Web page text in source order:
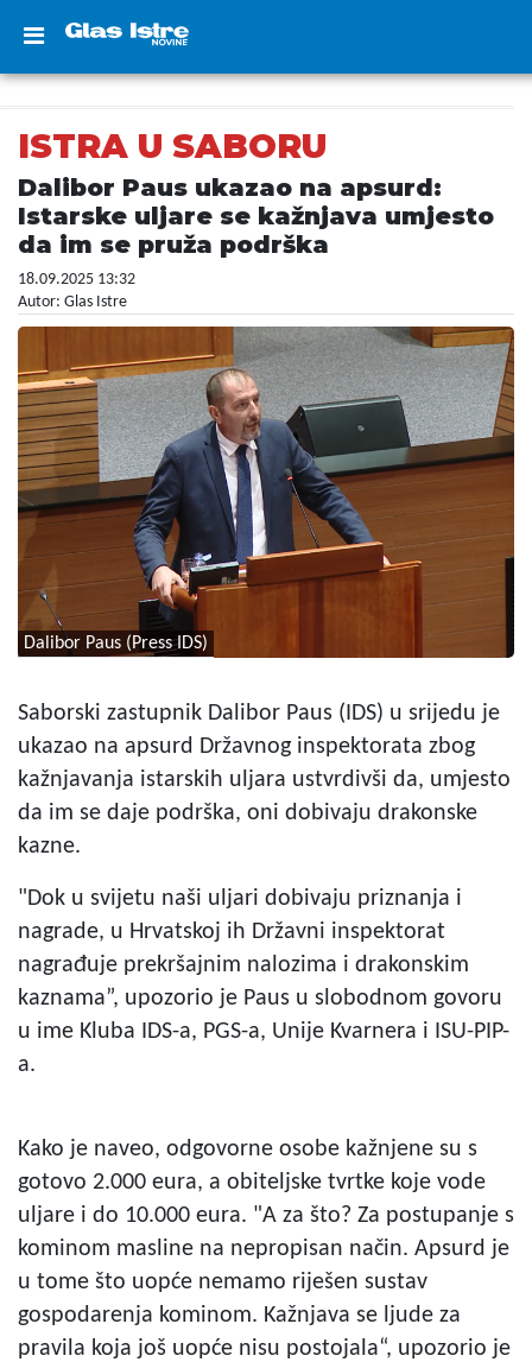
ISTRA U SABORU
Dalibor Paus ukazao na apsurd:
Istarske uljare se kažnjava umjesto
da im se pruža podrška
18.09.2025 13:32
Autor: Glas Istre
Dalibor Paus (Press IDS)
Saborski zastupnik Dalibor Paus (IDS) u srijedu je
ukazao na apsurd Državnog inspektorata zbog
kažnjavanja istarskih uljara ustvrdivši da, umjesto
da im se daje podrška, oni dobivaju drakonske
kazne.
"Dok u svijetu naši uljari dobivaju priznanja i
nagrade, u Hrvatskoj ih Državni inspektorat
nagrađuje prekršajnim nalozima i drakonskim
kaznama”, upozorio je Paus u slobodnom govoru
u ime Kluba IDS-a, PGS-a, Unije Kvarnera i ISU-PIP-
a.
Kako je naveo, odgovorne osobe kažnjene su s
gotovo 2.000 eura, a obiteljske tvrtke koje vode
uljare i do 10.000 eura. "A za što? Za postupanje s
kominom masline na nepropisan način. Apsurd je
u tome što uopće nemamo riješen sustav
gospodarenja kominom. Kažnjava se ljude za
pravila koja još uopće nisu postojala“, upozorio je